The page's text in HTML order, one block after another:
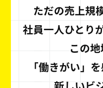
ただの売上規
社員一人ひとり
この
「働きがい」